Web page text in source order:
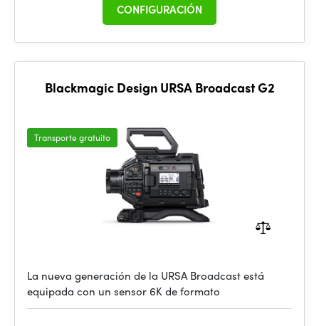
CONFIGURACIÓN
Blackmagic Design URSA Broadcast G2
Transporte gratuito
La nueva generación de la URSA Broadcast está
equipada con un sensor 6K de formato